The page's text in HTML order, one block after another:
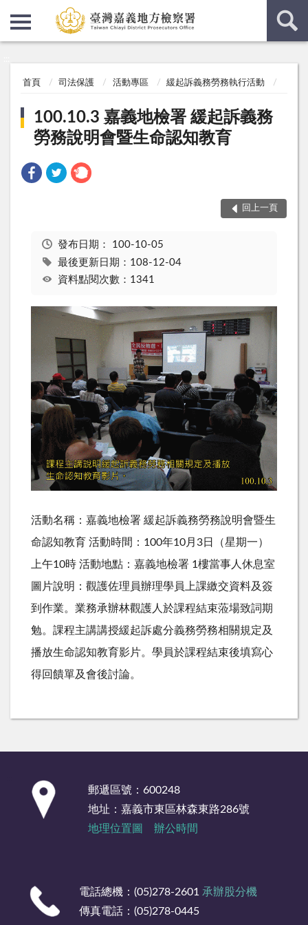
首頁 司法保護 活動專區 緩起訴義務勞務執行活動
100.10.3 嘉義地檢署 緩起訴義務
勞務說明會暨生命認知教育
回上一頁
發布日期： 100-10-05
最後更新日期：108-12-04
資料點閱次數：1341
活動名稱：嘉義地檢署 緩起訴義務勞務說明會暨生
命認知教育 活動時間：100年10月3日（星期一）
上午10時 活動地點：嘉義地檢署 1樓當事人休息室
圖片說明：觀護佐理員辦理學員上課繳交資料及簽
到作業。業務承辦林觀護人於課程結束蒞場致詞期
勉。課程主講講授緩起訴處分義務勞務相關規定及
播放生命認知教育影片。學員於課程結束後填寫心
得回饋單及會後討論。
郵遞區號：600248
地址：嘉義市東區林森東路286號
地理位置圖
辦公時間
電話總機：(05)278-2601 承辦股分機
傳真電話：(05)278-0445